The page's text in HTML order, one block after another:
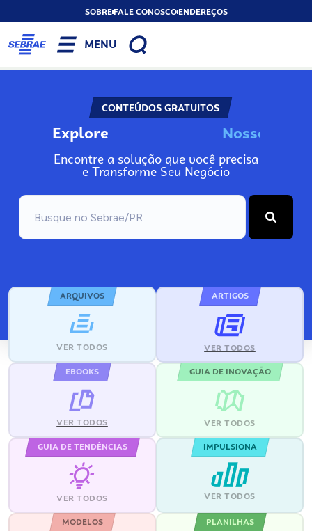
SOBREFALE CONOSCOENDEREÇOS
MENU
CONTEÚDOS GRATUITOS
Explore Noss
Encontre a solução que você precisa
e Transforme Seu Negócio
ARQUIVOS
VER TODOS
ARTIGOS
VER TODOS
EBOOKS
VER TODOS
GUIA DE INOVAÇÃO
VER TODOS
GUIA DE TENDÊNCIAS
VER TODOS
IMPULSIONA
VER TODOS
MODELOS PLANILHAS